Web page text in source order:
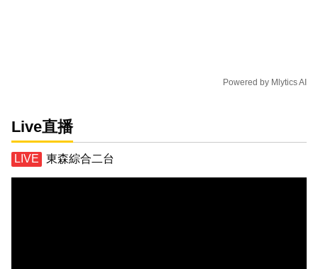
Powered by Mlytics AI
Live直播
東森綜合二台